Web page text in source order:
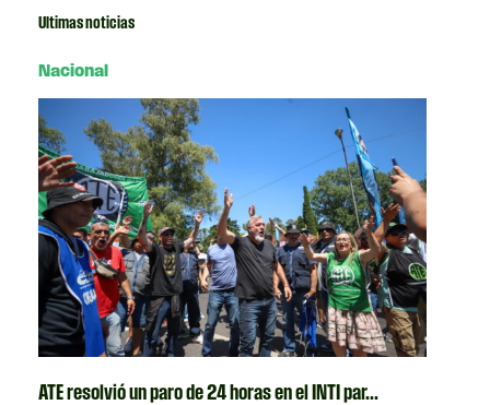
Ultimas noticias
Nacional
ATE resolvió un paro de 24 horas en el INTI par...